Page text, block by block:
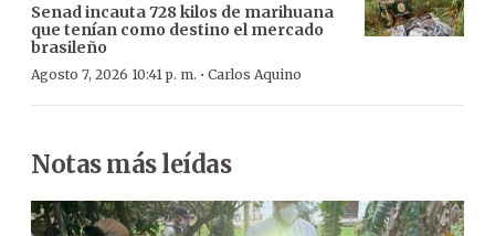
Senad incauta 728 kilos de marihuana
que tenían como destino el mercado
brasileño
Agosto 7, 2026 10:41 p. m. · Carlos Aquino
Notas más leídas